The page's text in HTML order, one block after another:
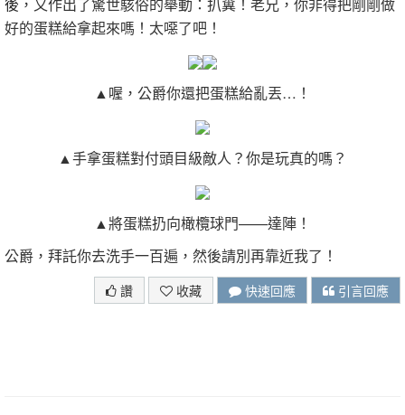
好的蛋糕給拿起來嗎！太噁了吧！
▲喔，公爵你還把蛋糕給亂丟…！
▲手拿蛋糕對付頭目級敵人？你是玩真的嗎？
▲將蛋糕扔向橄欖球門——達陣！
公爵，拜託你去洗手一百遍，然後請別再靠近我了！
讚 收藏 快速回應 引言回應